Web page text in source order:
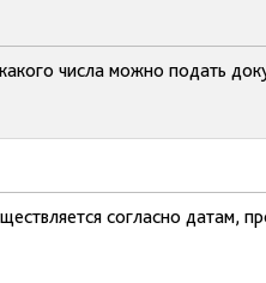
числа можно подать
согласно датам,